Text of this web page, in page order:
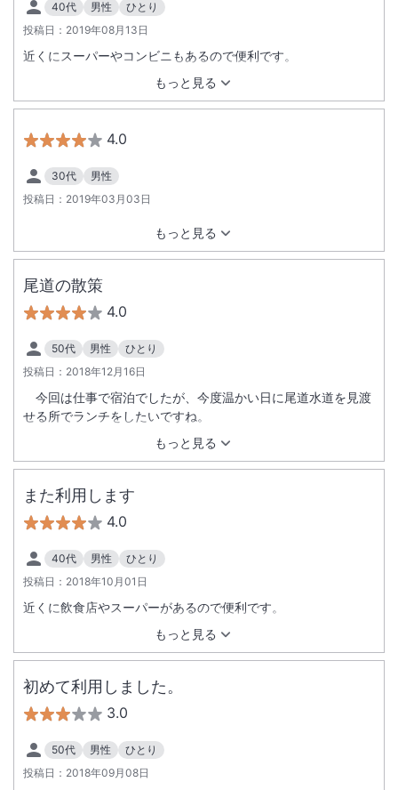
40代 男性
ひとり
投稿日： 2019年08月13日
もっと見る
近くにスーパーやコンビニもあるので便利です。
4.0
30代
男性
投稿日： 2019年03月03日
もっと見る
尾道の散策
4.0
50代 男性
ひとり
投稿日： 2018年12月16日
もっと見る
今回は仕事で宿泊でしたが、今度温かい日に尾道水道を見渡
せる所でランチをしたいですね。
また利用します
4.0
40代 男性
ひとり
投稿日： 2018年10月01日
もっと見る
近くに飲食店やスーパーがあるので便利です。
初めて利用しました。
3.0
50代 男性
ひとり
投稿日： 2018年09月08日